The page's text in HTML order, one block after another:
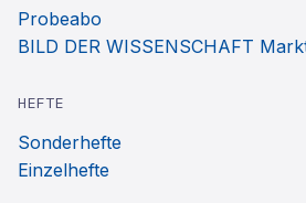
Probeabo
BILD DER WISSENSCHAFT
HEFTE
Sonderhefte
Einzelhefte